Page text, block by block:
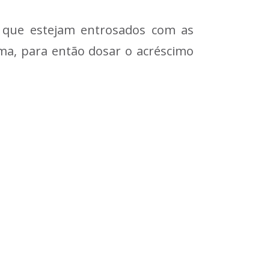
estejam entrosados com as
para então dosar o acréscimo